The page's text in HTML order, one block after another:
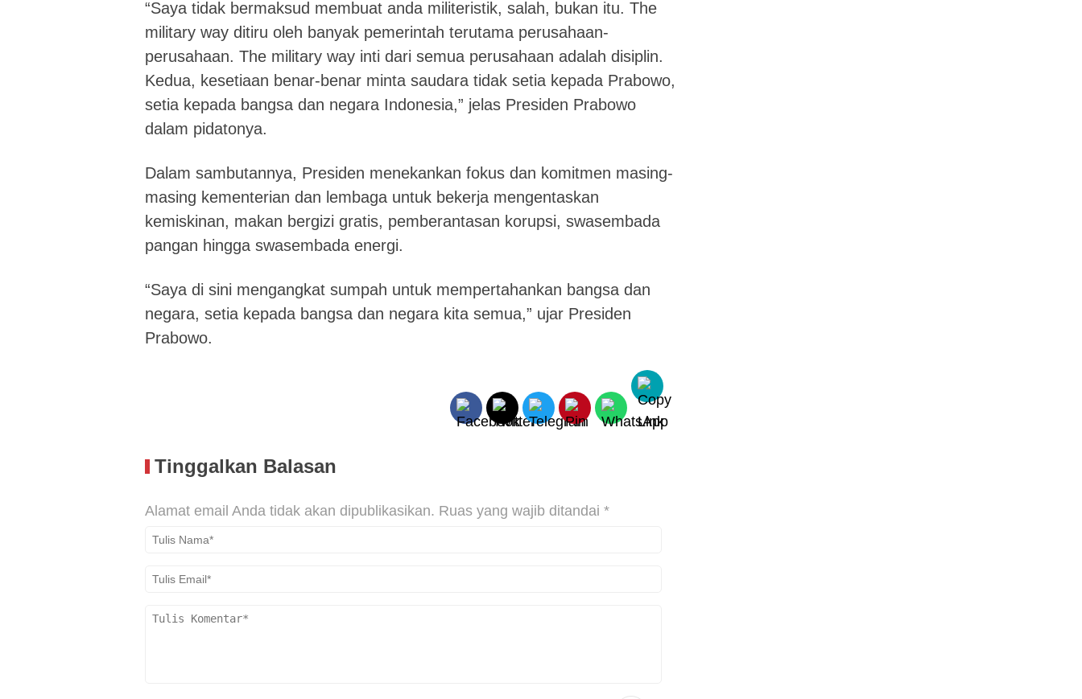
“Saya tidak bermaksud membuat anda militeristik, salah, bukan itu. The
military way ditiru oleh banyak pemerintah terutama perusahaan-
perusahaan. The military way inti dari semua perusahaan adalah disiplin.
Kedua, kesetiaan benar-benar minta saudara tidak setia kepada Prabowo,
setia kepada bangsa dan negara Indonesia,” jelas Presiden Prabowo
dalam pidatonya.
Dalam sambutannya, Presiden menekankan fokus dan komitmen masing-
masing kementerian dan lembaga untuk bekerja mengentaskan
kemiskinan, makan bergizi gratis, pemberantasan korupsi, swasembada
pangan hingga swasembada energi.
“Saya di sini mengangkat sumpah untuk mempertahankan bangsa dan
negara, setia kepada bangsa dan negara kita semua,” ujar Presiden
Prabowo.
Tinggalkan Balasan
Alamat email Anda tidak akan dipublikasikan. Ruas yang wajib ditandai *